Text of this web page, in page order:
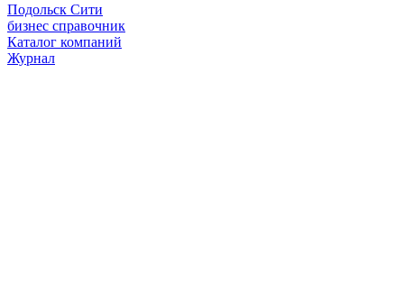
Подольск Сити
бизнес справочник
Каталог компаний
Журнал